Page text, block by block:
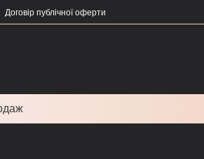
Договір публічної оферти